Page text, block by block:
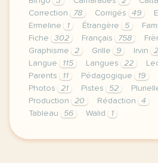
Correction
78 Corrigés 49
Ermeline
1 Étrangère 5
Fiche
302 Français 758
Graphisme
2 Grille 9 Irvin 2
Langue
115 Langues 22
Parents
11 Pédagogique 19
Photos
21 Pistes 52
Production
20 Rédaction 4
Tableau
56 Walid 1
le respect de votre vie